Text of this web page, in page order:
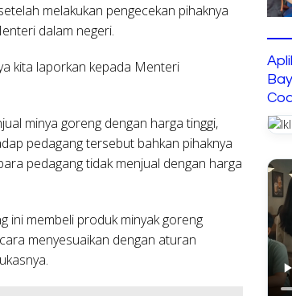
melakukan pengecekan pihaknya
dalam negeri.
kita laporkan kepada Menteri
minya goreng dengan harga tinggi,
pedagang tersebut bahkan pihaknya
pedagang tidak menjual dengan harga
ini membeli produk minyak goreng
menyesuaikan dengan aturan